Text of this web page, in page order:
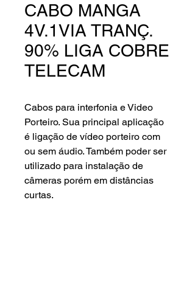
CABO MANGA
4V.1VIA TRANÇ.
90% LIGA COBRE
TELECAM
Cabos para interfonia e Video
Porteiro. Sua principal aplicação
é ligação de vídeo porteiro com
ou sem áudio. Também poder ser
utilizado para instalação de
câmeras porém em distâncias
curtas.